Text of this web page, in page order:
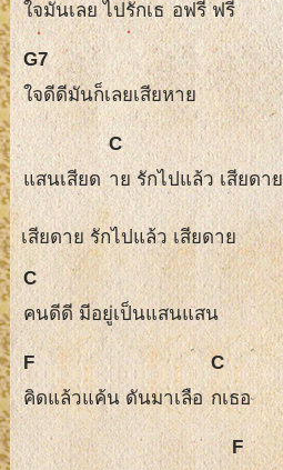
ใจมันเลย ไปรักเธ อฟรี ฟรี
G7
ใจดีดีมันก็เลยเสียหาย
C
แสนเสียด าย รักไปแล้ว เสียดาย
เสียดาย รักไปแล้ว เสียดาย
C
คนดีดี มีอยู่เป็นแสนแสน
F
C
คิดแล้วแค้น ดันมาเลือ กเธอ
F